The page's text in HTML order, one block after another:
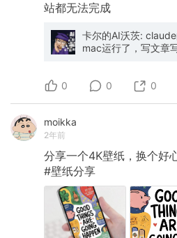
站都无法完成
卡尔的AI沃茨:
mac运行了，写文章
0 0 0
moikka
2年前
分享一个4K壁纸，换个好
#壁纸分享